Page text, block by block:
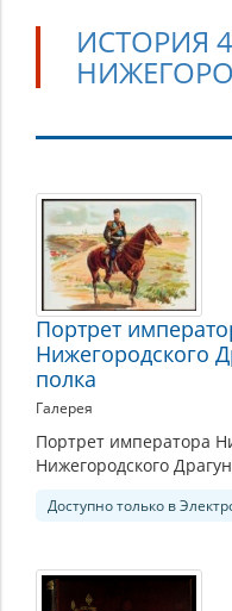
ИСТОРИЯ
История
44-
го
Драгунского
полка
Портрет
Нижегородского
полка
Галерея
Портрет императора
Нижегородского
Доступно только в